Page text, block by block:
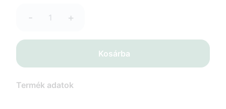
- +
Kosárba
Termék adatok